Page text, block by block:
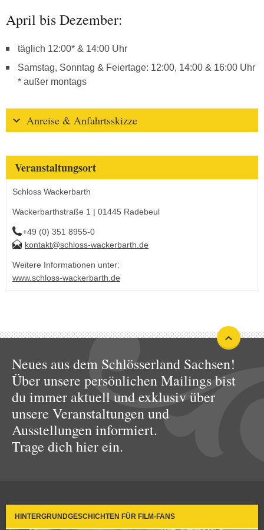
April bis Dezember:
täglich 12:00* & 14:00 Uhr
Samstag, Sonntag & Feiertage: 12:00, 14:00 & 16:00 Uhr
* außer montags
Anreise & Anfahrtsskizze
Veranstaltungsort
Schloss Wackerbarth
Wackerbarthstraße 1 | 01445 Radebeul
+49 (0) 351 8955-0
kontakt@schloss-wackerbarth.de
Weitere Informationen unter:
www.schloss-wackerbarth.de
Neues aus dem Schlösserland Sachsen!
Über unsere persönlichen Mailings bist
du immer aktuell und exklusiv über
unsere Veranstaltungen und
Ausstellungen informiert.
Trage dich hier ein.
HINTERGRUNDGESCHICHTEN FÜR FILM-FANS